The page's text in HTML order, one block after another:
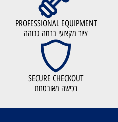
PROFESSIONAL EQUIPMENT
ציוד מקצועי ברמה גבוהה
SECURE CHECKOUT
רכישה מאובטחת